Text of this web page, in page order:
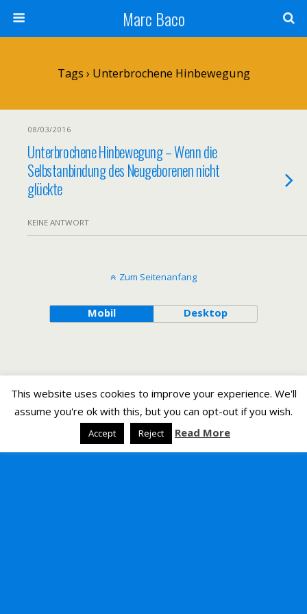
Marc Baco
Tags › Unterbrochene Hinbewegung
08/03/2016
Unterbrochene Hinbewegung – Wenn die
Selbstanbindung des Neugeborenen nicht
glückte
KEINE ANTWORT
Zum Seitenanfang
Mobil Desktop
This website uses cookies to improve your experience. We'll
assume you're ok with this, but you can opt-out if you wish.
Accept Reject Read More